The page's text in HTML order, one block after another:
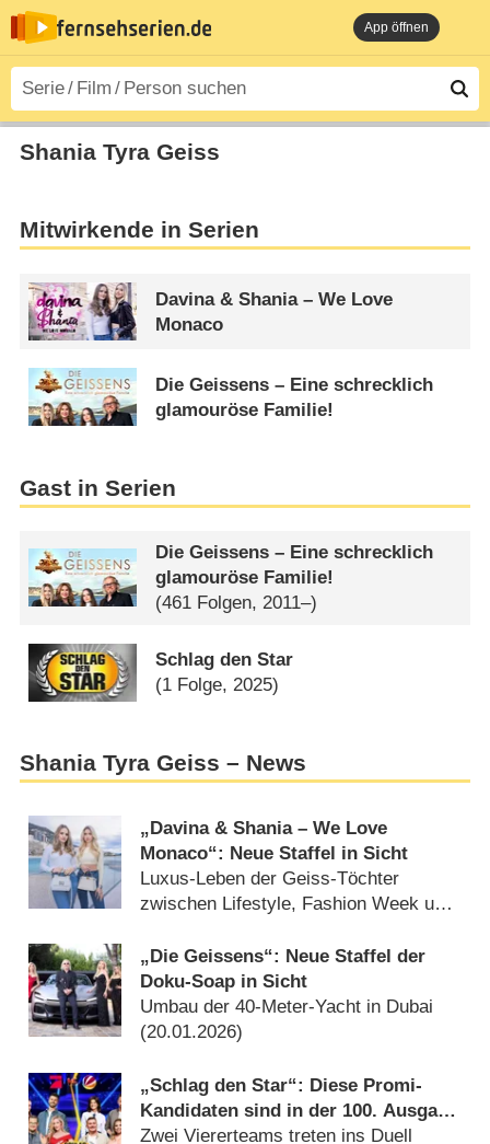
App öffnen
Shania Tyra Geiss
Mitwirkende in Serien
Davina & Shania – We Love
Monaco
Die Geissens – Eine schrecklich
glamouröse Familie!
Gast in Serien
Die Geissens – Eine schrecklich
glamouröse Familie!
(461 Folgen, 2011–)
Schlag den Star
(1 Folge, 2025)
Shania Tyra Geiss – News
„Davina & Shania – We Love
Monaco“: Neue Staffel in Sicht
Luxus-Leben der Geiss-Töchter
zwischen Lifestyle, Fashion Week und
„Die Geissens“: Neue Staffel der
Doku-Soap in Sicht
Umbau der 40-Meter-Yacht in Dubai
(20.01.2026)
„Schlag den Star“: Diese Promi-
Kandidaten sind in der 100. Ausgabe
dabei
Zwei Viererteams treten ins Duell